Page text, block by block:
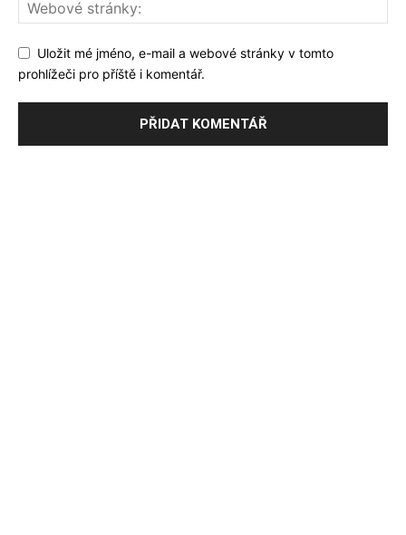
Uložit mé jméno, e-mail a webové stránky v tomto
prohlížeči pro příště i komentář.